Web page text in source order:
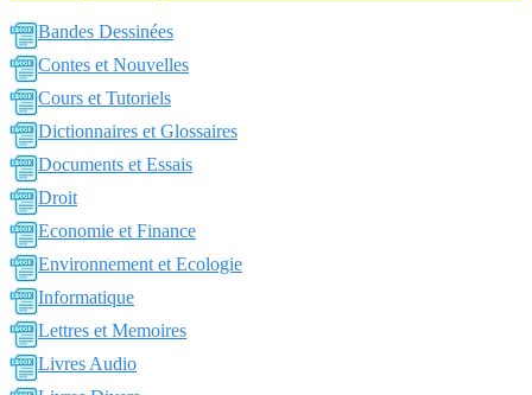
Bandes Dessinées
Contes et Nouvelles
Cours et Tutoriels
Dictionnaires et Glossaires
Documents et Essais
Droit
Economie et Finance
Environnement et Ecologie
Informatique
Lettres et Memoires
Livres Audio